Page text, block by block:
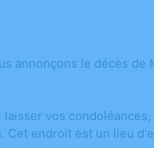
annonçons le décès
vos
Cet endroit est un lieu